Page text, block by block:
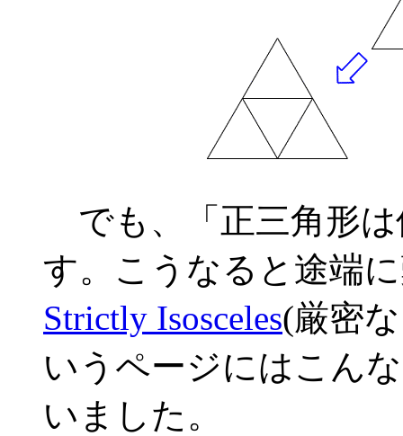
でも、「正三角形
す。こうなると途端
Strictly Isosceles(厳密
いうページにはこん
いました。